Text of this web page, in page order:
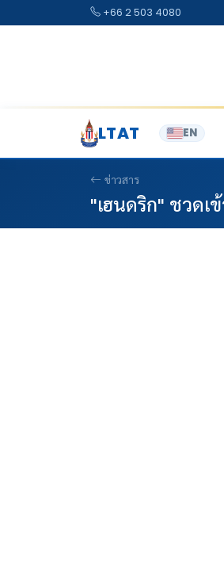
+66 2 503 4080
LTAT EN
ข่าวสาร
"เฮนดริก" ชวดเ